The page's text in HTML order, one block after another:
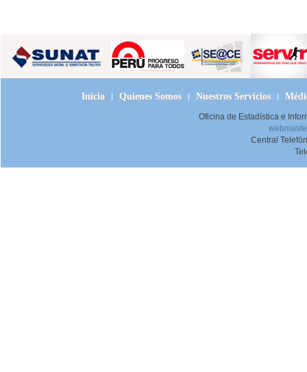
Inicio Quienes Somos Nuestros Servicios
Oficina de Estadística e
Central